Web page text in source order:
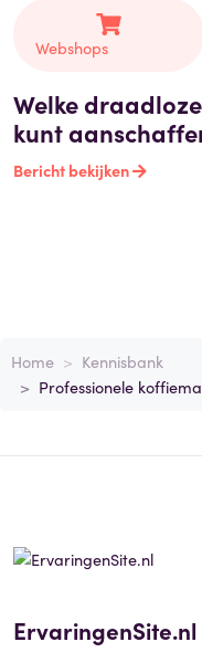
Webshops
Welke
kunt
Bericht bekijken
Home
Kennisbank
Professionele
ErvaringenSite.nl